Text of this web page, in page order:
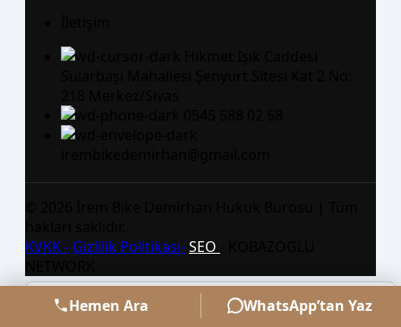
Hemen Ara WhatsApp’tan Yaz
KVKK - Gizlilik Politikası-SEO